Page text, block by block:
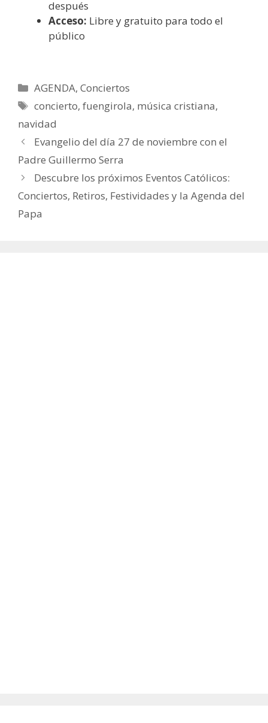
después
Acceso: Libre y gratuito para todo el
público
Categorías
AGENDA,Conciertos
Etiquetas
concierto,fuengirola, música cristiana,
navidad
Evangelio del día 27 de noviembre con el
Padre Guillermo Serra
Descubre los próximos Eventos Católicos:
Conciertos, Retiros, Festividades y la Agenda del
Papa